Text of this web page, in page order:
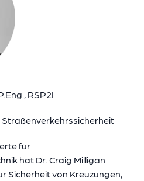
RSP2I
für
hat Dr. Craig Milligan
Sicherheit von Kreuzungen,